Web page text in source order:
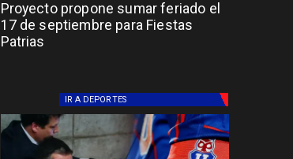
Proyecto propone sumar feriado el
17 de septiembre para Fiestas
Patrias
IR A DEPORTES